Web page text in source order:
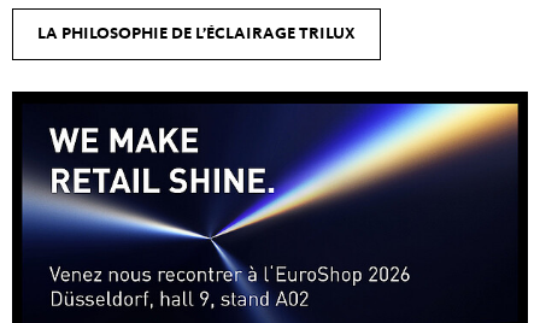
LA PHILOSOPHIE DE L’ÉCLAIRAGE TRILUX